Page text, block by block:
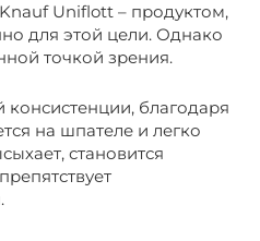
Uniflott – продуктом,
для этой цели. Однако
точкой зрения.
благодаря
на шпателе и легко
становится